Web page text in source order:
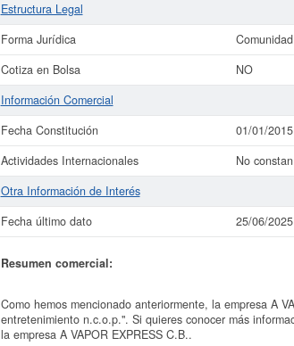
Estructura Legal
Forma Jurídica
Cotiza en Bolsa
NO
Información Comercial
Fecha Constitución
01/01/2015
Actividades Internacionales
No constan
Otra Información de Interés
Fecha último dato
25/06/2025
Resumen comercial:
Como hemos mencionado anteriormente, la empresa A
entretenimiento n.c.o.p.". Si quieres conocer más
la empresa A VAPOR EXPRESS C.B..